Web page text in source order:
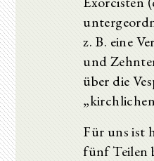
z. B. eine
und
über die
Für uns ist
fünf Teilen